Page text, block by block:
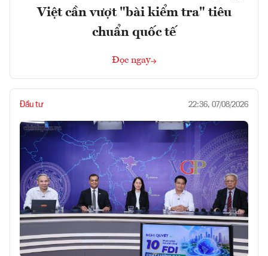
Việt cần vượt "bài kiểm tra" tiêu
chuẩn quốc tế
Đọc ngay
Đầu tư 22:36, 07/08/2026